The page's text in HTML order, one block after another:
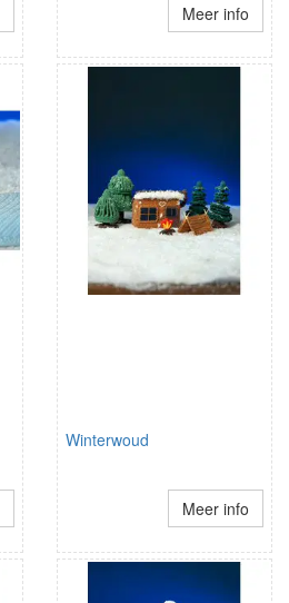
Meer info
Winterwoud
Meer info